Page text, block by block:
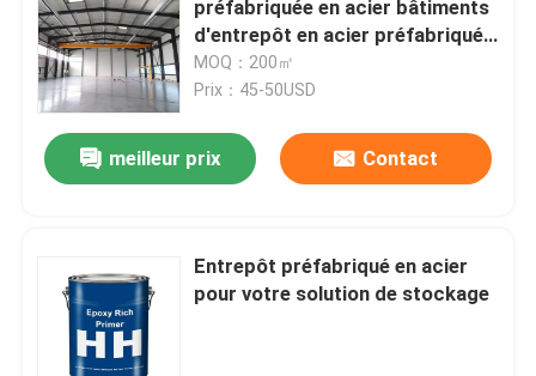
préfabriquée en acier bâtiments
d'entrepôt en acier préfabriqués
ODM
MOQ：200㎡
Prix：45-50USD
meilleur prix Contact
Entrepôt préfabriqué en acier
pour votre solution de stockage